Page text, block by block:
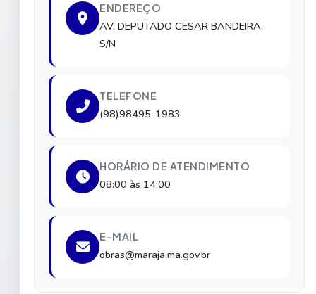
ENDEREÇO
AV. DEPUTADO CESAR BANDEIRA,
S/N
TELEFONE
(98)98495-1983
HORÁRIO DE ATENDIMENTO
08:00 às 14:00
E-MAIL
obras@maraja.ma.gov.br